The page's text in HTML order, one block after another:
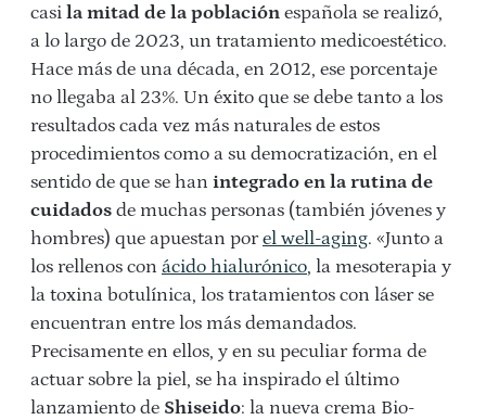
casi la mitad de la población española se realizó,
a lo largo de 2023, un tratamiento medicoestético.
Hace más de una década, en 2012, ese porcentaje
no llegaba al 23%. Un éxito que se debe tanto a los
resultados cada vez más naturales de estos
procedimientos como a su democratización, en el
sentido de que se han integrado en la rutina de
cuidados de muchas personas (también jóvenes y
hombres) que apuestan porel well-aging. «Junto a
los rellenos con ácido hialurónico, la mesoterapia y
la toxina botulínica, los tratamientos con láser se
encuentran entre los más demandados.
Precisamente en ellos, y en su peculiar forma de
actuar sobre la piel, se ha inspirado el último
lanzamiento de Shiseido: la nueva crema Bio-